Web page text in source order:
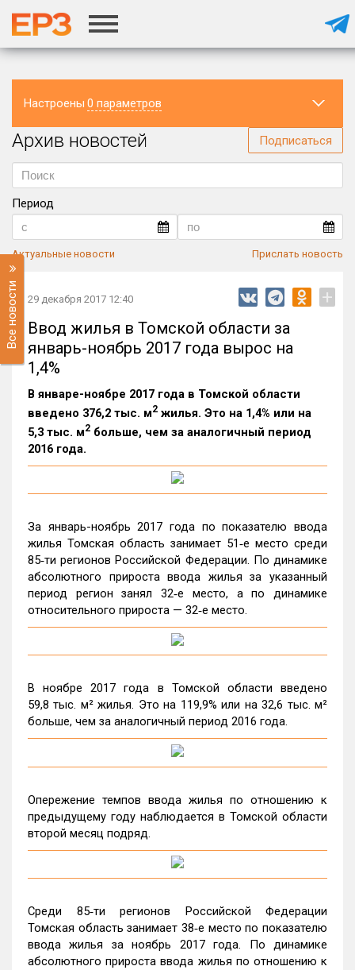
Настроены 0 параметров
Регион
Архив новостей Подписаться
Период
Актуальные новости Прислать новость
Все новости 29 декабря 2017 12:40 +
Ввод жилья в Томской области за
январь-ноябрь 2017 года вырос на
1,4%
В январе-ноябре 2017 года в Томской области
введено 376,2 тыс. м2 жилья. Это на 1,4% или на
5,3 тыс. м2 больше, чем за аналогичный период
2016 года.
За январь-ноябрь 2017 года по показателю ввода
жилья Томская область занимает 51‑е место среди
85‑ти регионов Российской Федерации. По динамике
абсолютного прироста ввода жилья за указанный
период регион занял 32‑е место, а по динамике
относительного прироста — 32‑е место.
В ноябре 2017 года в Томской области введено
59,8 тыс. м² жилья. Это на 119,9% или на 32,6 тыс. м²
больше, чем за аналогичный период 2016 года.
Опережение темпов ввода жилья по отношению к
предыдущему году наблюдается в Томской области
второй месяц подряд.
Среди 85‑ти регионов Российской Федерации
Томская область занимает 38‑е место по показателю
ввода жилья за ноябрь 2017 года. По динамике
абсолютного прироста ввода жилья по отношению к